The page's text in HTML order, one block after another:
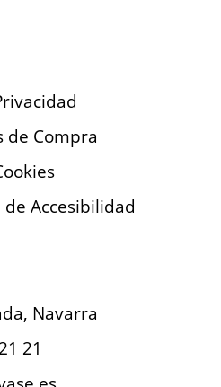
de Compra
Accesibilidad
Navarra
21